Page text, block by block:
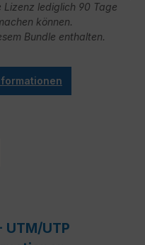
Lizenz lediglich 90 Tage
können.
Bundle enthalten.
UTP